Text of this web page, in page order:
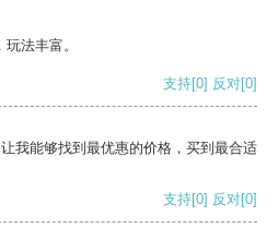
法丰富。
支持[0] 反对[0]
我能够找到最优惠的价格，买到最合适
支持[0] 反对[0]